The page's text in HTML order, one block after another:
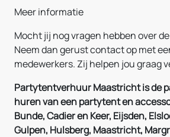
Meer informatie
Mocht jij nog vragen hebben over
Neem dan gerust contact op met
medewerkers. Zij helpen jou graag
Partytentverhuur Maastricht is de
huren van een partytent en
Bunde, Cadier en Keer, Eijsden,
Gulpen, Hulsberg, Maastricht,